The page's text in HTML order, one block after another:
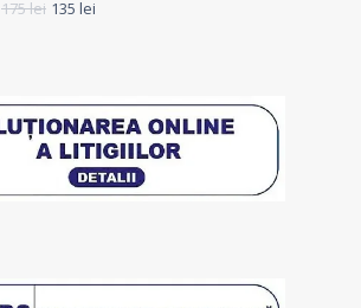
175lei 135 lei